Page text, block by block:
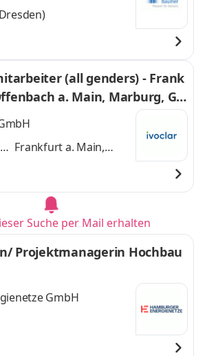
(all genders) - Frank
a. Main, Marburg, Go
Frankfurt a. Main,
weitere
Suche per Mail erhalten
Projektmanagerin Hochbau
GmbH